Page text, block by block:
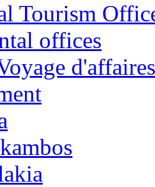
Tourism
offices